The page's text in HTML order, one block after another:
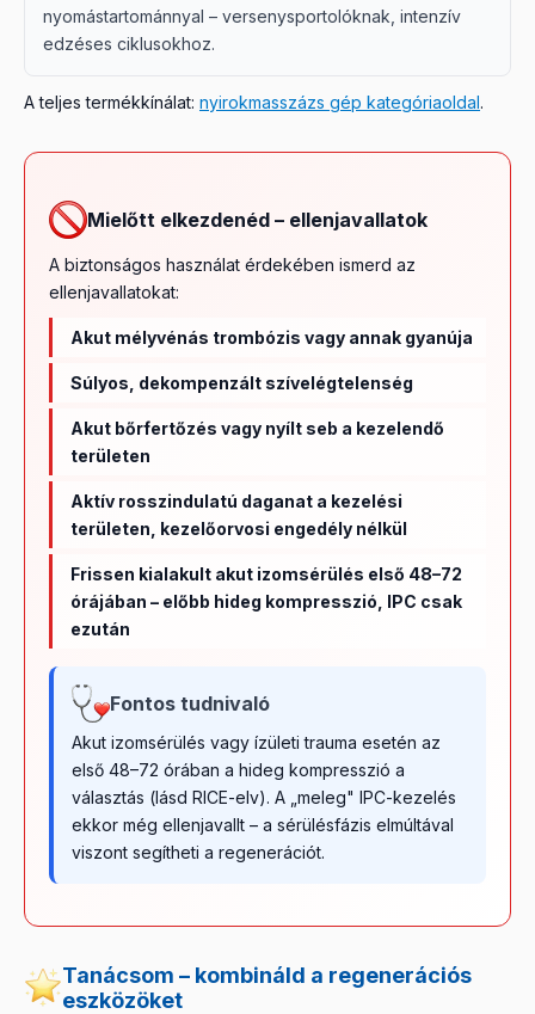
nyomástartománnyal – versenysportolóknak, intenzív
edzéses ciklusokhoz.
A teljes termékkínálat: nyirokmasszázs gép kategóriaoldal.
Mielőtt elkezdenéd – ellenjavallatok
A biztonságos használat érdekében ismerd az
ellenjavallatokat:
Akut mélyvénás trombózis vagy annak gyanúja
Súlyos, dekompenzált szívelégtelenség
Akut bőrfertőzés vagy nyílt seb a kezelendő
területen
Aktív rosszindulatú daganat a kezelési
területen, kezelőorvosi engedély nélkül
Frissen kialakult akut izomsérülés első 48–72
órájában – előbb hideg kompresszió, IPC csak
ezután
Fontos tudnivaló
Akut izomsérülés vagy ízületi trauma esetén az
első 48–72 órában a hideg kompresszió a
választás (lásd RICE-elv). A „meleg" IPC-kezelés
ekkor még ellenjavallt – a sérülésfázis elmúltával
viszont segítheti a regenerációt.
Tanácsom – kombináld a regenerációs
eszközöket